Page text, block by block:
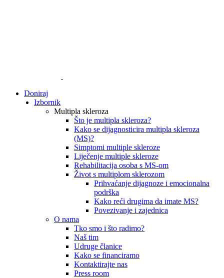
Doniraj
Izbornik
Multipla skleroza
Što je multipla skleroza?
Kako se dijagnosticira multipla skleroza
(MS)?
Simptomi multiple skleroze
Liječenje multiple skleroze
Rehabilitacija osoba s MS-om
Život s multiplom sklerozom
Prihvaćanje dijagnoze i emocionalna
podrška
Kako reći drugima da imate MS?
Povezivanje i zajednica
O nama
Tko smo i što radimo?
Naš tim
Udruge članice
Kako se financiramo
Kontaktirajte nas
Press room